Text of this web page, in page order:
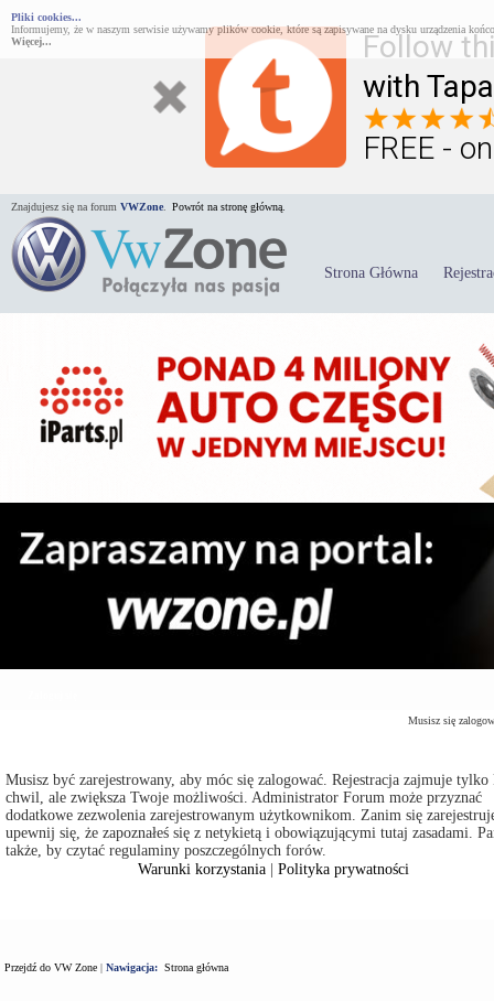
Follow
with
FREE -
Pliki cookies...
Informujemy, że w naszym serwisie używamy plików cookie, które są zapisywane na dysku urządzenia
Więcej...
Znajdujesz się na forum VWZone Powrót na stronę główną.
Strona Główna
Musisz się
Musisz być zarejestrowany, aby móc się zalogować. Rejestracja zajmuje
chwil, ale zwiększa Twoje możliwości. Administrator Forum może przyznać
dodatkowe zezwolenia zarejestrowanym użytkownikom. Zanim się
upewnij się, że zapoznałeś się z netykietą i obowiązującymi tutaj zasadami.
także, by czytać regulaminy poszczególnych forów.
Warunki korzystania |Polityka prywatności
Przejdź do VW Zone | Nawigacja: Strona główna